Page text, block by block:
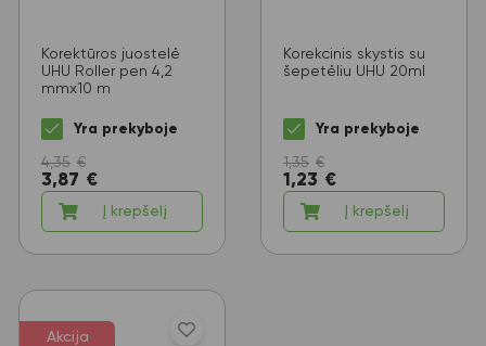
Korektūros juostelė
UHU Roller pen 4,2
mmx10 m
Yra prekyboje
4,35 €
3,87 €
Į krepšelį
Korekcinis skystis su
šepetėliu UHU 20ml
Yra prekyboje
1,35 €
1,23 €
Į krepšelį
Akcija